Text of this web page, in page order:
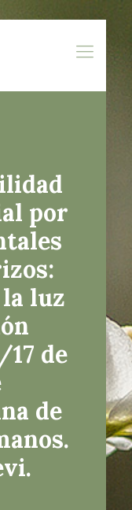
por
luz
de
de